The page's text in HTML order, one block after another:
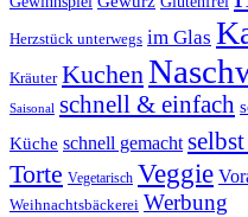
Herzstück unterwegs im Glas
Kräuter Kuchen
Saisonal schnell & einfach
Küche schnell gemacht
Torte Vegetarisch Veggie
Weihnachtsbäckerei Werbung